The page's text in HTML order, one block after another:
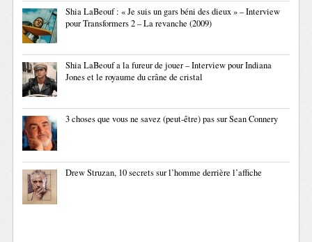
Shia LaBeouf : « Je suis un gars béni des dieux » – Interview
pour Transformers 2 – La revanche (2009)
Shia LaBeouf a la fureur de jouer – Interview pour Indiana
Jones et le royaume du crâne de cristal
3 choses que vous ne savez (peut-être) pas sur Sean Connery
Drew Struzan, 10 secrets sur l’homme derrière l’affiche